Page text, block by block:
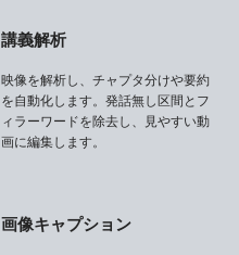
講義解析
映像を解析し、チャプタ分けや要約
を自動化します。発話無し区間とフ
ィラーワードを除去し、見やすい動
画に編集します。
画像キャプション